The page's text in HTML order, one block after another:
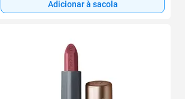
Adicionar à sacola